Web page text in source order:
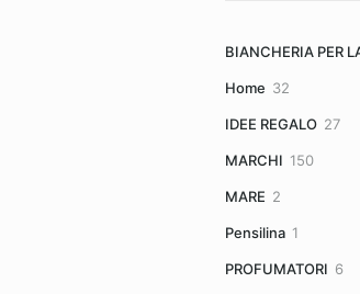
BIANCHERIA PER
Home 3232
IDEE REGALO 2727
MARCHI 150150
MARE 22
Pensilina 11
PROFUMATORI 66